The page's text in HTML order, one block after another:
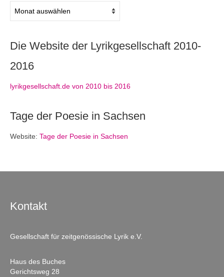
Die Website der Lyrikgesellschaft 2010-
2016
lyrikgesellschaft.de von 2010 bis 2016
Tage der Poesie in Sachsen
Website: Tage der Poesie in Sachsen
Kontakt
Gesellschaft für zeitgenössische Lyrik e.V.
Haus des Buches
Gerichtsweg 28